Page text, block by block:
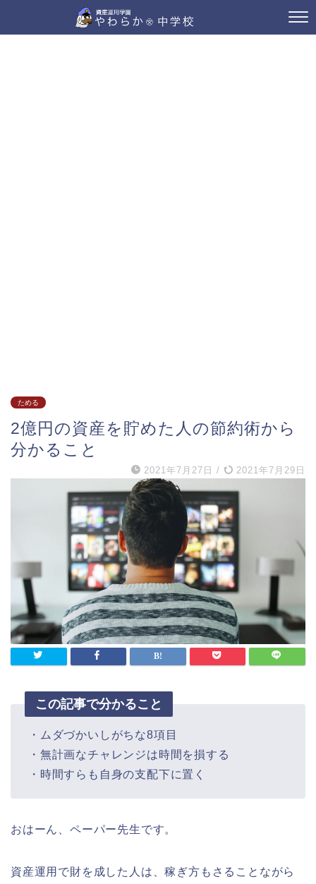
ためる
2億円の資産を貯めた人の節約術から
分かること
2021年7月27日 / 2021年7月29日
この記事で分かること
・ムダづかいしがちな8項目
・無計画なチャレンジは時間を損する
・時間すらも自身の支配下に置く
おはーん、ペーパー先生です。
資産運用で財を成した人は、稼ぎ方もさることながら